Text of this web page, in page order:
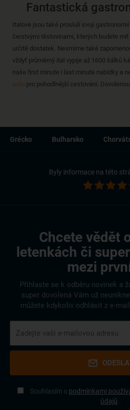
Fantastická
Italové jsou také proslulí svoji
čerstvými těstovinami, kterých budete mít
určitě dostatek. Nesmíme také
vždyť průměrný ital vypije až 1600 šálků
naše first minute i last minute nabídky a
auto pro pohodlnější cestování.
Grécko Bulharsko
Byly informace na této
Chcete vědět
letenkách či
mezi
Přihlaste se k odběru novinek a
super dovolená Vám už
můžete kdykoliv odhlásit z e-
Souhlasím s podmínkami
údajů